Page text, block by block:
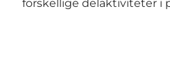
forskellige delaktiviteter i